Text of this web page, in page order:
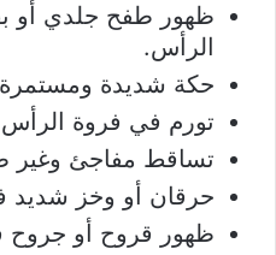
ظهور طفح جلدي أو
الرأس.
حكة شديدة
تورم في فروة الرأس
تساقط مفاجئ وغير
حرقان أو وخز شديد
ظهور قروح أو